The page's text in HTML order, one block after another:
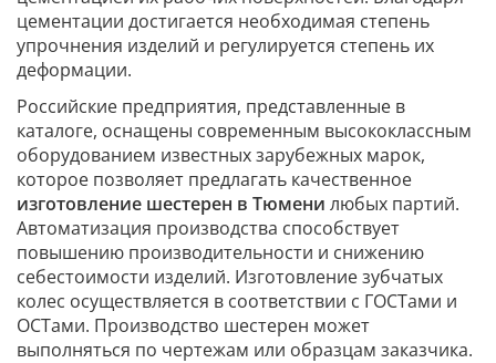
цементации достигается необходимая степень
упрочнения изделий и регулируется степень их
деформации.
Российские предприятия, представленные в
каталоге, оснащены современным высококлассным
оборудованием известных зарубежных марок,
которое позволяет предлагать качественное
изготовление шестерен в Тюмени любых партий.
Автоматизация производства способствует
повышению производительности и снижению
себестоимости изделий. Изготовление зубчатых
колес осуществляется в соответствии с ГОСТами и
ОСТами. Производство шестерен может
выполняться по чертежам или образцам заказчика.